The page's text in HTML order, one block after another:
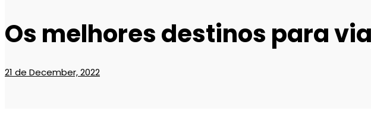
Os melhores destinos para
21 de December, 2022